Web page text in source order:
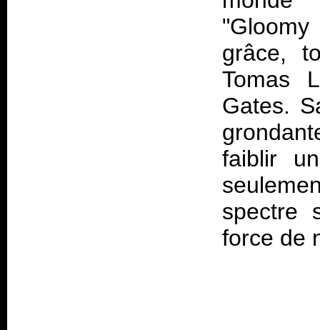
grâce,
Tomas
Gates.
faiblir
spectre